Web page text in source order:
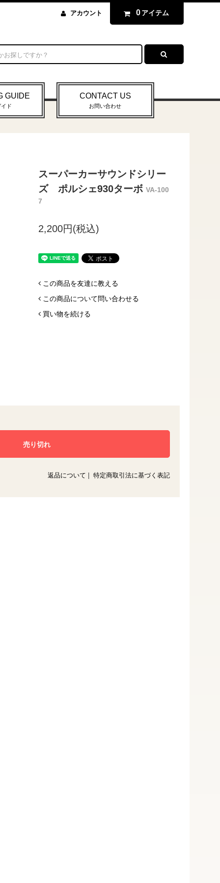
アカウント 0 アイテム
GUIDE
ド
CONTACT US
お問い合わせ
スーパーカーサウンドシリー
ズ ポルシェ930ターボ VA-100
7
2,200円(税込)
この商品を友達に教える
この商品について問い合わせる
買い物を続ける
返品について 特定商取引法に基づく表記